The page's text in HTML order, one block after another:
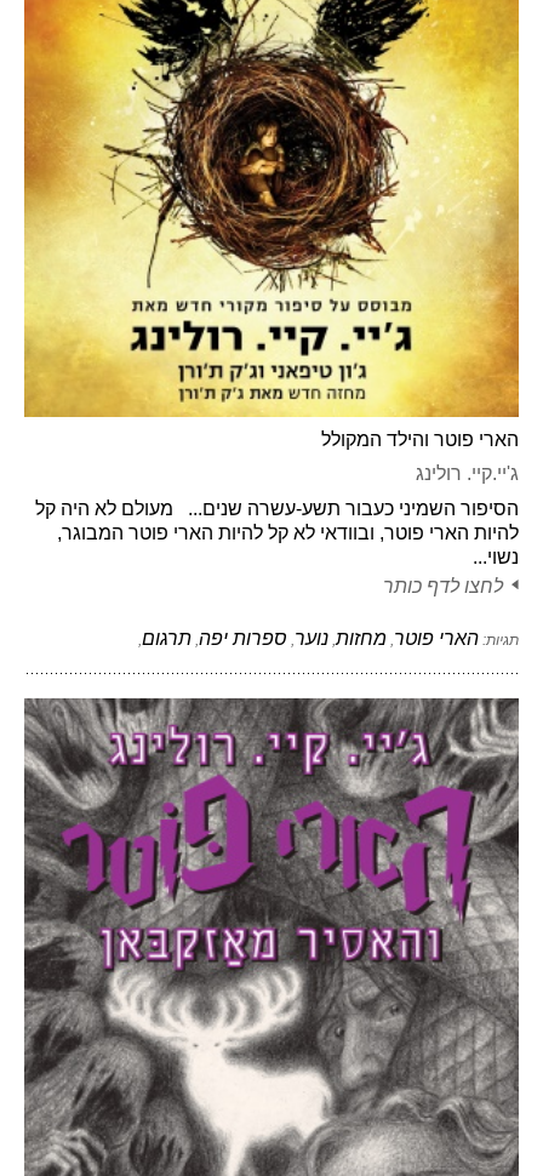
הארי פוטר והילד המקולל
ג'יי.קיי. רולינג
הסיפור השמיני כעבור תשע-עשרה שנים... מעולם לא היה קל
להיות הארי פוטר, ובוודאי לא קל להיות הארי פוטר המבוגר,
נשוי...
לחצו לדף כותר
תגיות: הארי פוטר, מחזות, נוער, ספרות יפה, תרגום,